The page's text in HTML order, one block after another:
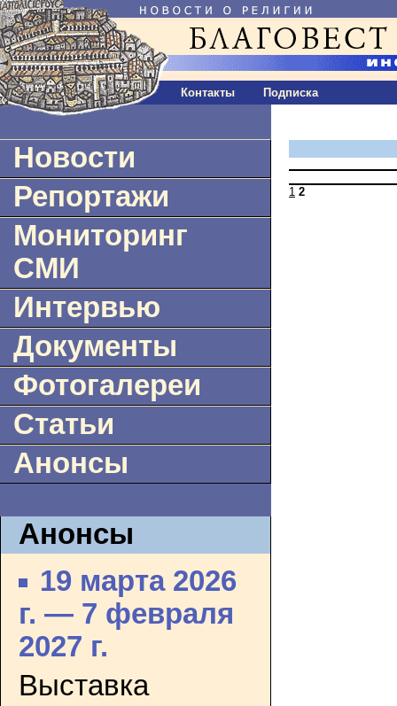
Контакты Подписка
Новости
Репортажи
Мониторинг
СМИ
Интервью
Документы
Фотогалереи
Статьи
Анонсы
Анонсы
19 марта 2026
г. — 7 февраля
2027 г.
Выставка
1 2